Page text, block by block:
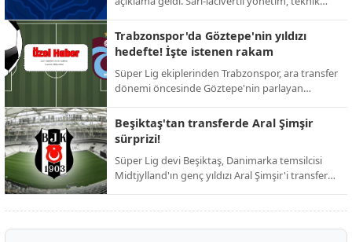
ardından resmi duyuruyu yaptı. Taraftarların
günlerdir merakla beklediği isim netleşti.
Trabzonspor'da Göztepe'nin yıldızı
hedefte! İşte istenen rakam
Süper Lig ekiplerinden Trabzonspor, ara transfer
dönemi öncesinde Göztepe'nin parlayan
Bordo-mavili yönetimin, iddialı bir kadro kurma
hedefi doğrultusunda girişimlerini hızlandırdığı
öğrenildi.
Beşiktaş'tan transferde Aral Şimşir
sürprizi!
Süper Lig devi Beşiktaş, Danimarka temsilcisi
Midtjylland'ın genç yıldızı Aral Şimşir'i transfer